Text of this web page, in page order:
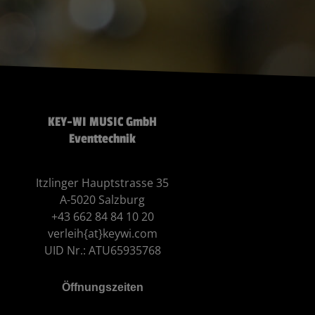
KEY-WI MUSIC GmbH
Eventtechnik
Itzlinger Hauptstrasse 35
A-5020 Salzburg
+43 662 84 84 10 20
verleih{at}keywi.com
UID Nr.: ATU65935768
Öffnungszeiten